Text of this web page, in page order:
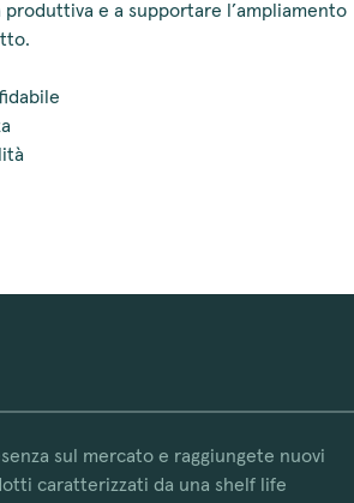
produttiva e a supportare l’ampliamento
sul mercato e raggiungete nuovi
caratterizzati da una shelf life